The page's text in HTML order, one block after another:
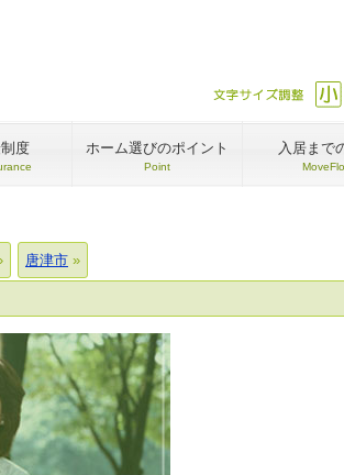
文
度 ホーム選びのポイント
Point
入居まで
唐津市